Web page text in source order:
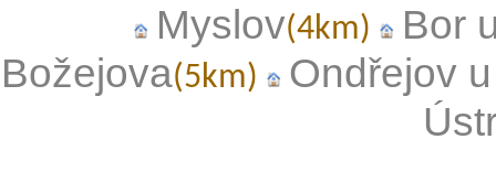
Myslov(4km)
Bor
Božejova(5km)
Ondřejov